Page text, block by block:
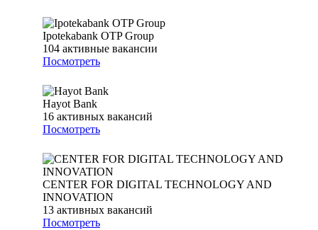
Ipotekabank OTP Group
104 активные вакансии
Посмотреть
Hayot Bank
16 активных вакансий
Посмотреть
CENTER FOR DIGITAL TECHNOLOGY AND
INNOVATION
13 активных вакансий
Посмотреть